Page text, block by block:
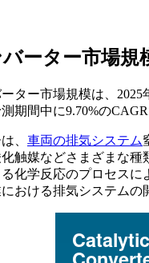
ーター市場規
ター市場規模は、2025
期間中に9.70%の
、 車両の排気システム
触媒などさまざまな
化学反応のプロセス
おける排気システム